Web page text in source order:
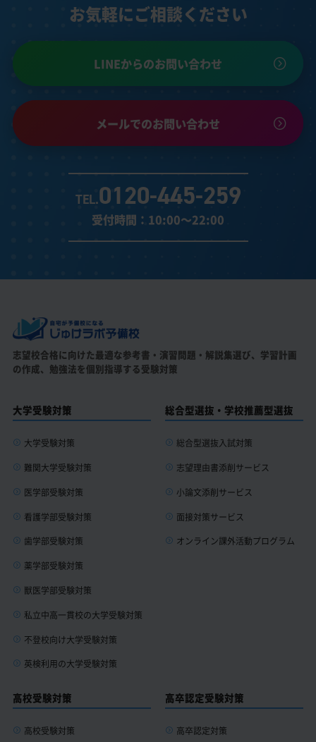
お気軽にご相談ください
LINEからのお問い合わせ
メールでのお問い合わせ
TEL.0120-445-259
受付時間：10:00～22:00
志望校合格に向けた最適な参考書・演習問題・解説集選び、 学習計画
の作成、勉強法を個別指導する受験対策
大学受験対策
大学受験対策
難関大学受験対策
医学部受験対策
看護学部受験対策
歯学部受験対策
薬学部受験対策
獣医学部受験対策
私立中高一貫校の大学受験対策
不登校向け大学受験対策
英検利用の大学受験対策
総合型選抜・学校推薦型選抜
総合型選抜入試対策
志望理由書添削サービス
小論文添削サービス
面接対策サービス
オンライン課外活動プログラム
高校受験対策
高校受験対策
高卒認定受験対策
高卒認定対策